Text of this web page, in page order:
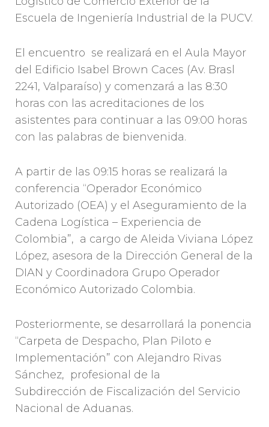
Escuela de Ingeniería Industrial de la PUCV.
El encuentro se realizará en el Aula Mayor
del Edificio Isabel Brown Caces (Av. Brasl
2241, Valparaíso) y comenzará a las 8:30
horas con las acreditaciones de los
asistentes para continuar a las 09:00 horas
con las palabras de bienvenida.
A partir de las 09:15 horas se realizará la
conferencia “Operador Económico
Autorizado (OEA) y el Aseguramiento de la
Cadena Logística – Experiencia de
Colombia”, a cargo de Aleida Viviana López
López, asesora de la Dirección General de la
DIAN y Coordinadora Grupo Operador
Económico Autorizado Colombia.
Posteriormente, se desarrollará la ponencia
“Carpeta de Despacho, Plan Piloto e
Implementación” con Alejandro Rivas
Sánchez, profesional de la
Subdirección de Fiscalización del Servicio
Nacional de Aduanas.